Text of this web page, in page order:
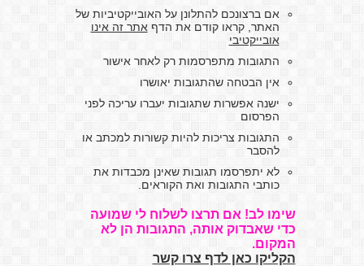
אם ברצונכם להתלונן על האובייקטיביות של
האתר, קראו קודם את הדףאתר זה אינו
אובייקטיבי
התגובות מתפרסמות רק לאחר אישור
אין הבטחה שהתגובות יאושרו
ישנה אפשרות שתגובות יעברו עריכה לפני
הפרסום
התגובות צריכות להיות קשורות למכתב או
להסבר
לא יתפרסמו תגובות שאינן מכבדות את
כותבי התגובות ואת הקוראים.
שימו לב! אם תרצו לשלוח לי שמועה
כדי שאבדוק אותה, התגובות הן לא
המקום.
הקליקו כאן לדף צרו קשר